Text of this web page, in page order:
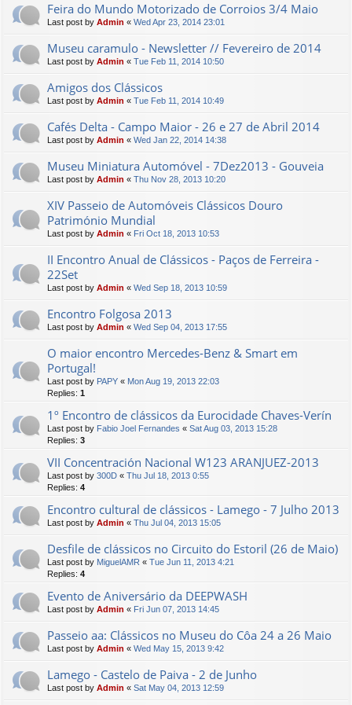
Feira do Mundo Motorizado de Corroios 3/4 Maio
Last post by Admin « Wed Apr 23, 2014 23:01
Museu caramulo - Newsletter // Fevereiro de 2014
Last post by Admin « Tue Feb 11, 2014 10:50
Amigos dos Clássicos
Last post by Admin « Tue Feb 11, 2014 10:49
Cafés Delta - Campo Maior - 26 e 27 de Abril 2014
Last post by Admin « Wed Jan 22, 2014 14:38
Museu Miniatura Automóvel - 7Dez2013 - Gouveia
Last post by Admin « Thu Nov 28, 2013 10:20
XIV Passeio de Automóveis Clássicos Douro
Património Mundial
Last post by Admin « Fri Oct 18, 2013 10:53
II Encontro Anual de Clássicos - Paços de Ferreira -
22Set
Last post by Admin « Wed Sep 18, 2013 10:59
Encontro Folgosa 2013
Last post by Admin « Wed Sep 04, 2013 17:55
O maior encontro Mercedes-Benz & Smart em
Portugal!
Last post by PAPY « Mon Aug 19, 2013 22:03
Replies: 1
1º Encontro de clássicos da Eurocidade Chaves-Verín
Last post by Fabio Joel Fernandes « Sat Aug 03, 2013 15:28
Replies: 3
VII Concentración Nacional W123 ARANJUEZ-2013
Last post by 300D « Thu Jul 18, 2013 0:55
Replies: 4
Encontro cultural de clássicos - Lamego - 7 Julho 2013
Last post by Admin « Thu Jul 04, 2013 15:05
Desfile de clássicos no Circuito do Estoril (26 de Maio)
Last post by MiguelAMR « Tue Jun 11, 2013 4:21
Replies: 4
Evento de Aniversário da DEEPWASH
Last post by Admin « Fri Jun 07, 2013 14:45
Passeio aa: Clássicos no Museu do Côa 24 a 26 Maio
Last post by Admin « Wed May 15, 2013 9:42
Lamego - Castelo de Paiva - 2 de Junho
Last post by Admin « Sat May 04, 2013 12:59